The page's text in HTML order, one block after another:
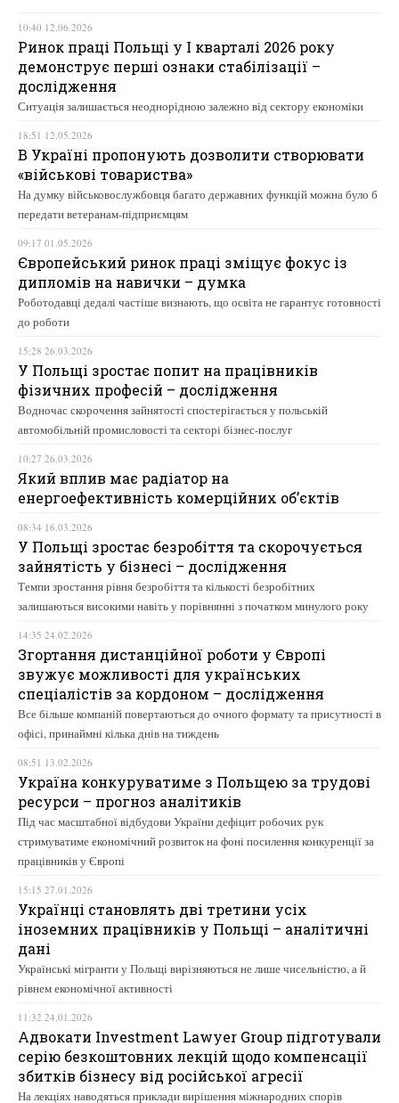
10:40 12.06.2026
Ринок праці Польщі у І кварталі 2026 року
демонструє перші ознаки стабілізації –
дослідження
Ситуація залишається неоднорідною залежно від сектору економіки
18:51 12.05.2026
В Україні пропонують дозволити створювати
«військові товариства»
На думку військовослужбовця багато державних функцій можна було б
передати ветеранам-підприємцям
09:17 01.05.2026
Європейський ринок праці зміщує фокус із
дипломів на навички – думка
Роботодавці дедалі частіше визнають, що освіта не гарантує готовності
до роботи
15:28 26.03.2026
У Польщі зростає попит на працівників
фізичних професій – дослідження
Водночас скорочення зайнятості спостерігається у польській
автомобільній промисловості та секторі бізнес-послуг
10:27 26.03.2026
Який вплив має радіатор на
енергоефективність комерційних об’єктів
08:34 16.03.2026
У Польщі зростає безробіття та скорочується
зайнятість у бізнесі – дослідження
Темпи зростання рівня безробіття та кількості безробітних
залишаються високими навіть у порівнянні з початком минулого року
14:35 24.02.2026
Згортання дистанційної роботи у Європі
звужує можливості для українських
спеціалістів за кордоном – дослідження
Все більше компаній повертаються до очного формату та присутності в
офісі, принаймні кілька днів на тиждень
08:51 13.02.2026
Україна конкуруватиме з Польщею за трудові
ресурси – прогноз аналітиків
Під час масштабної відбудови України дефіцит робочих рук
стримуватиме економічний розвиток на фоні посилення конкуренції за
працівників у Європі
15:15 27.01.2026
Українці становлять дві третини усіх
іноземних працівників у Польщі – аналітичні
дані
Українські мігранти у Польщі вирізняються не лише чисельністю, а й
рівнем економічної активності
11:32 24.01.2026
Адвокати Investment Lawyer Group підготували
серію безкоштовних лекцій щодо компенсації
збитків бізнесу від російської агресії
На лекціях наводяться приклади вирішення міжнародних спорів